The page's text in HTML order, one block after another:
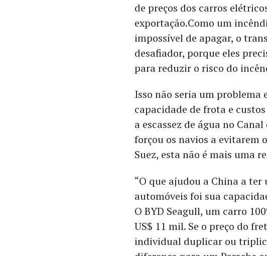
de preços dos carros
exportação.Como um
impossível de apagar, o
desafiador, porque eles
para reduzir o risco do
Isso não seria um problema
capacidade de frota e
a escassez de água no
forçou os navios a evitarem
Suez, esta não é mais uma
“O que ajudou a China a ter
automóveis foi sua
O BYD Seagull, um carro
US$ 11 mil. Se o preço do
individual duplicar ou